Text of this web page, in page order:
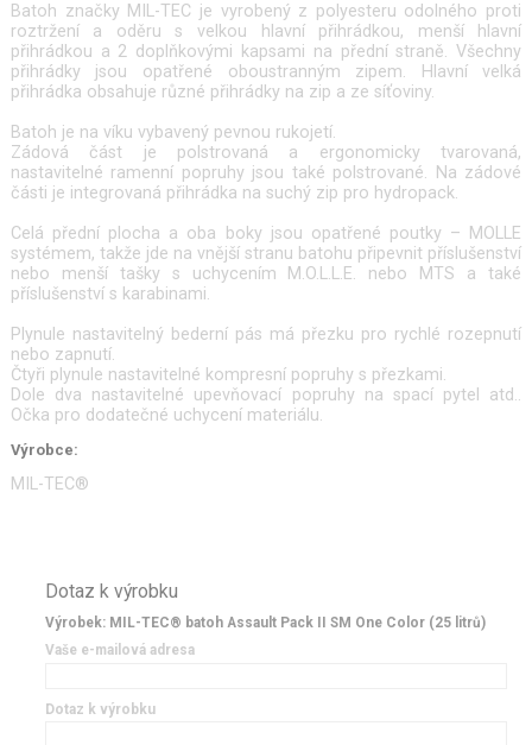
Batoh značky MIL-TEC je vyrobený z polyesteru odolného proti
roztržení a oděru s velkou hlavní přihrádkou, menší hlavní
přihrádkou a 2 doplňkovými kapsami na přední straně. Všechny
přihrádky jsou opatřené oboustranným zipem. Hlavní velká
přihrádka obsahuje různé přihrádky na zip a ze síťoviny.
Batoh je na víku vybavený pevnou rukojetí.
Zádová část je polstrovaná a ergonomicky tvarovaná,
nastavitelné ramenní popruhy jsou také polstrované. Na zádové
části je integrovaná přihrádka na suchý zip pro hydropack.
Celá přední plocha a oba boky jsou opatřené poutky – MOLLE
systémem, takže jde na vnější stranu batohu připevnit příslušenství
nebo menší tašky s uchycením M.O.L.L.E. nebo MTS a také
příslušenství s karabinami.
Plynule nastavitelný bederní pás má přezku pro rychlé rozepnutí
nebo zapnutí.
Čtyři plynule nastavitelné kompresní popruhy s přezkami.
Dole dva nastavitelné upevňovací popruhy na spací pytel atd..
Očka pro dodatečné uchycení materiálu.
Výrobce:
MIL-TEC®
Dotaz k výrobku
Výrobek: MIL-TEC® batoh Assault Pack II SM One Color (25 litrů)
Vaše e-mailová adresa
Dotaz k výrobku